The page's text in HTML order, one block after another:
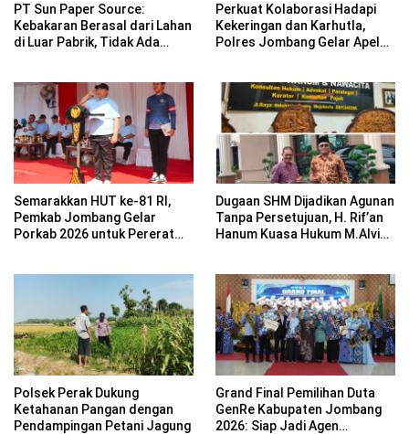
PT Sun Paper Source:
Kebakaran Berasal dari Lahan
di Luar Pabrik, Tidak Ada
Perkuat Kolaborasi Hadapi
Kekeringan dan Karhutla,
Polres Jombang Gelar Apel
Semarakkan HUT ke-81 RI,
Pemkab Jombang Gelar
Porkab 2026 untuk Pererat
Dugaan SHM Dijadikan Agunan
Tanpa Persetujuan, H. Rif’an
Hanum Kuasa Hukum M.Alvin
Polsek Perak Dukung
Ketahanan Pangan dengan
Pendampingan Petani Jagung
Grand Final Pemilihan Duta
GenRe Kabupaten Jombang
2026: Siap Jadi Agen